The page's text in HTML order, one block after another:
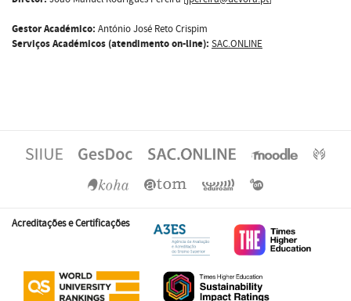
Gestor Académico: António José Reto Crispim
Serviços Académicos (atendimento on-line): SAC.ONLINE
Acreditações e Certificações